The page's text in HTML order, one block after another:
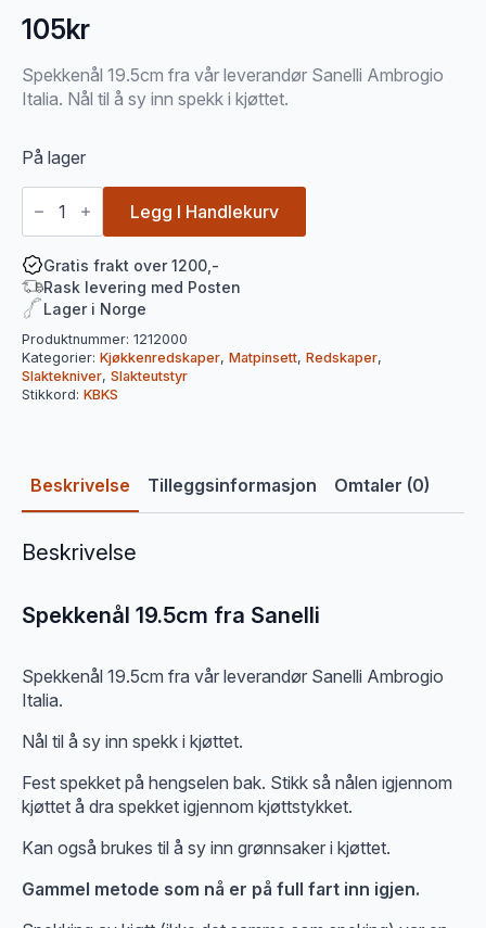
105kr
Spekkenål 19.5cm fra vår leverandør Sanelli Ambrogio
Italia. Nål til å sy inn spekk i kjøttet.
På lager
Spekkenål
19.5cm
fra
antall
Legg I Handlekurv
Gratis frakt over 1200,-
Rask levering med Posten
Lager i Norge
Produktnummer: 1212000
Kategorier: Kjøkkenredskaper, Matpinsett, Redskaper,
Slaktekniver, Slakteutstyr
Stikkord: KBKS
Beskrivelse Tilleggsinformasjon Omtaler (0)
Beskrivelse
Spekkenål 19.5cm fra Sanelli
Spekkenål 19.5cm fra vår leverandør Sanelli Ambrogio
Italia.
Nål til å sy inn spekk i kjøttet.
Fest spekket på hengselen bak. Stikk så nålen igjennom
kjøttet å dra spekket igjennom kjøttstykket.
Kan også brukes til å sy inn grønnsaker i kjøttet.
Gammel metode som nå er på full fart inn igjen.